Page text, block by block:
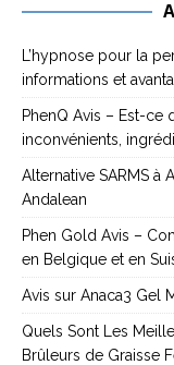
L’hypnose pour la
informations et
PhenQ Avis – Est-ce
inconvénients,
Alternative SARMS à
Andalean
Phen Gold Avis –
en Belgique et en
Avis sur Anaca3 Gel
Quels Sont Les
Brûleurs de Graisse